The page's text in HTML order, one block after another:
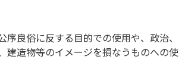
良俗に反する目的での使用や、政治、
建造物等のイメージを損なうものへの使